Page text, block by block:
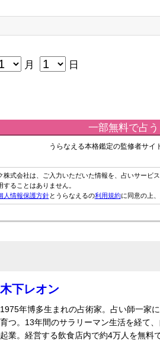
月
日
一部無料で占う
うらなえる本格鑑定の監修者サイ
株式会社は、ご入力いただいた情報を、占いサービ
ることはありません。
人情報保護方針とうらなえるの利用規約に同意の上
木下レオン
1975年博多生まれの占術家。占い師一家
育つ。13年間のサラリーマン生活を経て
起業。経営する飲食店内で約4万人を無料